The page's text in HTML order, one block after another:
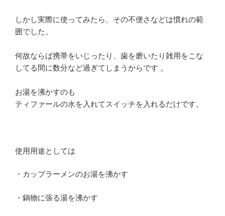
しかし実際に使ってみたら、その不便さなどは慣れの範
囲でした。
何故ならば携帯をいじったり、歯を磨いたり雑用をこな
してる間に数分など過ぎてしまうからです 。
お湯を沸かすのも
ティファールの水を入れてスイッチを入れるだけです。
使用用途としては
・カップラーメンのお湯を沸かす
・鍋物に張る湯を沸かす